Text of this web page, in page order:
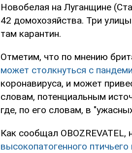
Новобелая на Луганщине
42 домохозяйства. Три
там карантин.
Отметим, что по мнению
может столкнуться с
коронавируса, и может
словам, потенциальным
где, по его словам, в
Как сообщал
высокопатогенного птичьего